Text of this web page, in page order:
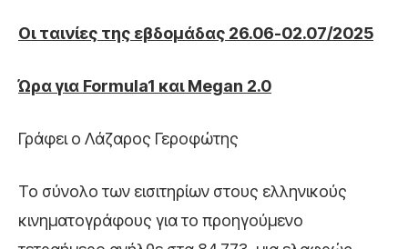
Οι ταινίες της εβδομάδας 26.06-02.07/2025
Ώρα για Formula1 και Megan 2.0
Γράφει ο Λάζαρος Γεροφώτης
Το σύνολο των εισιτηρίων στους ελληνικούς
κινηματογράφους για το προηγούμενο